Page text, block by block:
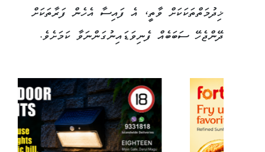
ޚިދުމަތްތަކަކަށް ވާތީ، އެ ފައިސާ އެހެން ފަރާތަކަށް
ދޭންޖެހޭ ސަބަބެއް ފެނިވަޑައިނުގަންނަވާ ކަމަށެވެ.